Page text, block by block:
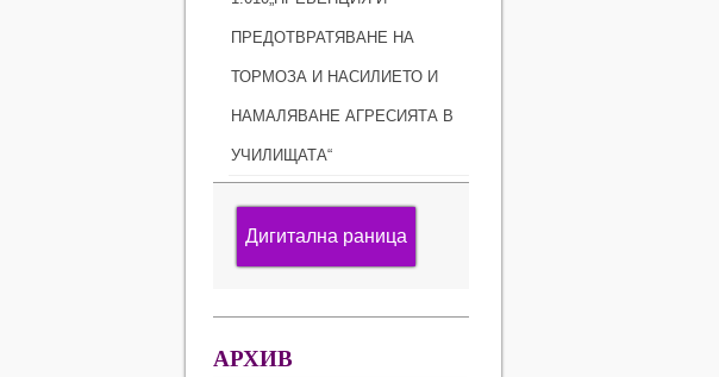
ПРЕДОТВРАТЯВАНЕ НА
ТОРМОЗА И НАСИЛИЕТО И
НАМАЛЯВАНЕ АГРЕСИЯТА В
УЧИЛИЩАТА“
Дигитална раница
АРХИВ